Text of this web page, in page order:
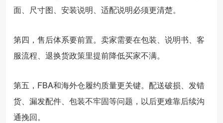
面、尺寸图、安装说明、适配说明必须更清楚。
第四，售后体系要前置。卖家需要在包装、说明书、客
服流程、退换货政策里提前降低买家不满。
第五，FBA和海外仓履约质量更关键。配送破损、发错
货、漏发配件、包装不牢固等问题，以后更难靠后续沟
通挽回。